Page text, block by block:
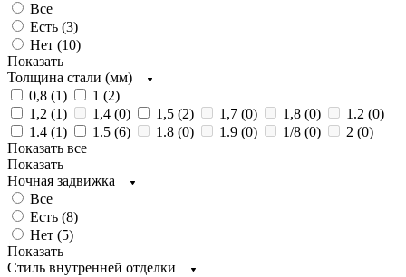
Все
Есть (3)
Нет (10)
Показать
Толщина стали (мм)
0,8 (1) 1 (2)
1,2 (1) 1,4 (0) 1,5 (2) 1,7 (0) 1,8 (0) 1.2 (0)
1.4 (1) 1.5 (6) 1.8 (0) 1.9 (0) 1/8 (0) 2 (0)
Показать все
Показать
Ночная задвижка
Все
Есть (8)
Нет (5)
Показать
Стиль внутренней отделки